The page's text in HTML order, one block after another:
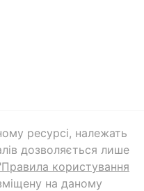
ресурсі, належать
дозволяється лише
користування
на даному